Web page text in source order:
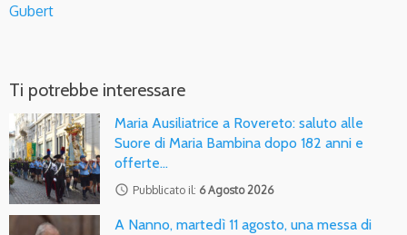
Gubert
Ti potrebbe interessare
Maria Ausiliatrice a Rovereto: saluto alle
Suore di Maria Bambina dopo 182 anni e
offerte…
access_time Pubblicato il: 6 Agosto 2026
A Nanno, martedì 11 agosto, una messa di